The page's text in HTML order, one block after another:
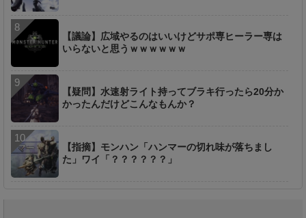
【議論】広域やるのはいいけどサポ専ヒーラー専は
いらないと思うｗｗｗｗｗｗ
【疑問】水速射ライト持ってブラキ行ったら20分か
かったんだけどこんなもんか？
【指摘】モンハン「ハンマーの切れ味が落ちまし
た」ワイ「？？？？？？」